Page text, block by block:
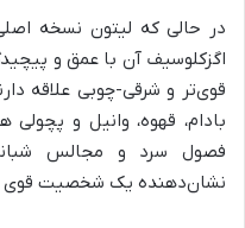
در حالی که لیتون نسخه
اگزکلوسیف آن با عمق و
قوی‌تر و شرقی-چوبی علاقه
بادام، قهوه، وانیل و
فصول سرد و مجالس
نشان‌دهنده یک شخصیت قوی